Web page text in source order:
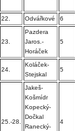
22.
Odvářkové 6
23.
Pazdera
Jaros.-
Horáček
5
24.
Koláček-
Stejskal
5
25.-28.
Jakeš-
Košmídr
Kopecký-
Dočkal
Ranecký-
4